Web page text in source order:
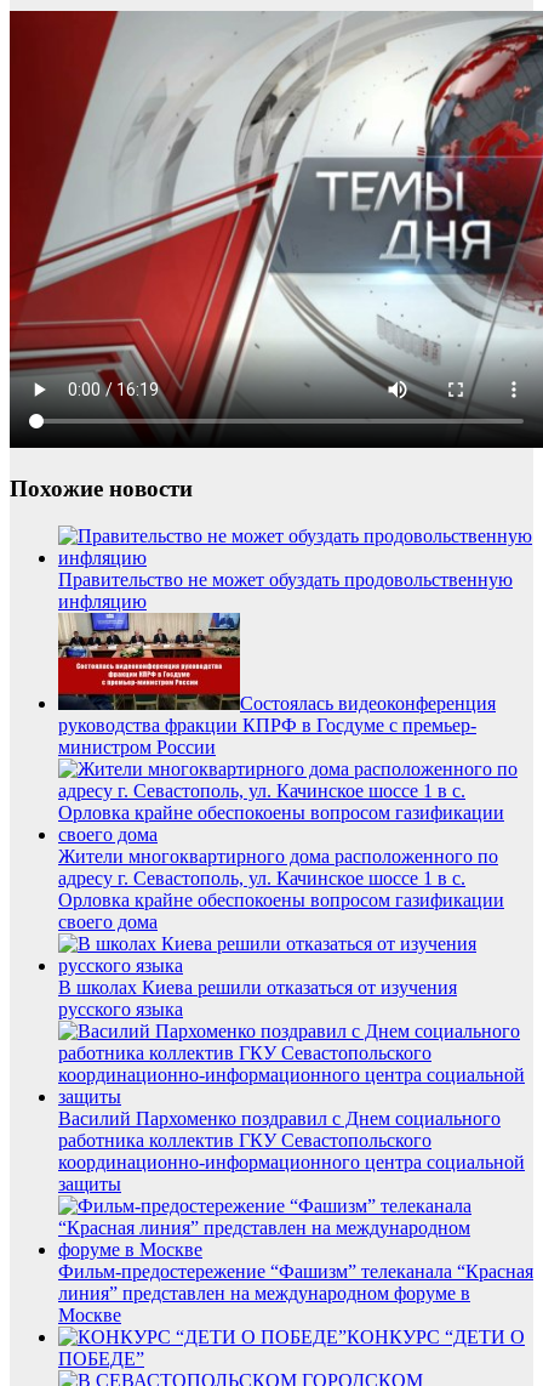
Похожие новости
Правительство не может обуздать продовольственную
инфляцию
Состоялась видеоконференция
руководства фракции КПРФ в Госдуме с премьер-
министром России
Жители многоквартирного дома расположенного по
адресу г. Севастополь, ул. Качинское шоссе 1 в с.
Орловка крайне обеспокоены вопросом газификации
своего дома
В школах Киева решили отказаться от изучения
русского языка
Василий Пархоменко поздравил с Днем социального
работника коллектив ГКУ Севастопольского
координационно-информационного центра социальной
защиты
Фильм-предостережение “Фашизм” телеканала “Красная
линия” представлен на международном форуме в
Москве
КОНКУРС “ДЕТИ О
ПОБЕДЕ”